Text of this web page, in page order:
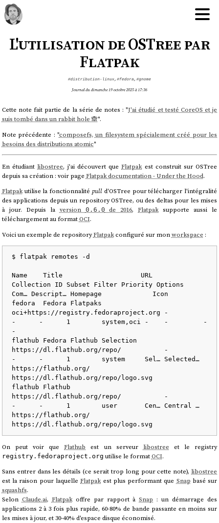
L'utilisation de OSTree par
Flatpak
#distribution-linux, #fedora, #gnome
Journal du dimanche 19 octobre 2025 à 17:36
Cette note fait partie de la série de notes : "J'ai étudié et testé CoreOS et je
suis tombé dans un rabbit hole 🙈".
Note précédente : "composefs, un filesystem spécialement créé pour les
besoins des distributions atomic"
En étudiant libostree, j'ai découvert queFlatpakest construit sur OSTree
depuis sa création : voir page Flatpak documentation - Under the Hood.
Flatpakutilise la fonctionnalité pull d'OSTree pour télécharger l'intégralité
des applications depuis un repository OSTree, ou des deltas pour les mises
à jour. Depuis la version 0.6.0 de 2016,Flatpaksupporte aussi le
téléchargement au formatOCI.
Voici un exemple de repositoryFlatpakconfiguré sur monworkspace :
$ flatpak remotes -d
Name    Title                    URL
Collection ID Subset Filter Priority Options
Com… Descript… Homepage             Icon
fedora  Fedora Flatpaks
oci+https://registry.fedoraproject.org -
-      -      1        system,oci -    -         -
-
flathub Fedora Flathub Selection
https://dl.flathub.org/repo/           -
-      -      1        system     Sel… Selected…
https://flathub.org/
https://dl.flathub.org/repo/logo.svg
flathub Flathub
https://dl.flathub.org/repo/           -
-      -      1        user       Cen… Central …
https://flathub.org/
On peut voir queFlathub est un serveur libostree et le registry
registry.fedoraproject.org utilise le formatOCI.
Sans entrer dans les détails (ce serait trop long pour cette note), libostree
est la raison pour laquelleFlatpakest plus performant que Snap basé sur
squashfs.
Selon Claude.ai, Flatpakoffre par rapport àSnap : un démarrage des
applications 2 à 3 fois plus rapide, 60-80% de bande passante en moins sur
les mises à jour, et 30-40% d'espace disque économisé.